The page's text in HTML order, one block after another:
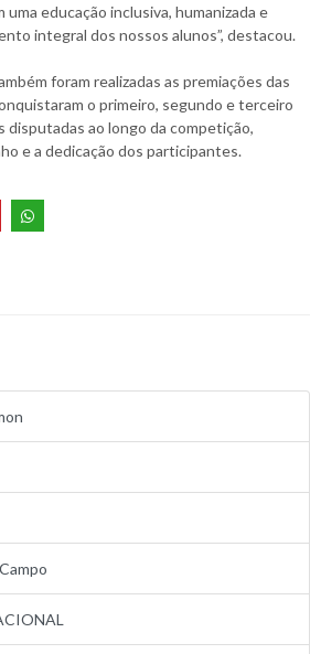
uma educação inclusiva, humanizada e
integral dos nossos alunos”, destacou.
foram realizadas as premiações das
o primeiro, segundo e terceiro
disputadas ao longo da competição,
e a dedicação dos participantes.